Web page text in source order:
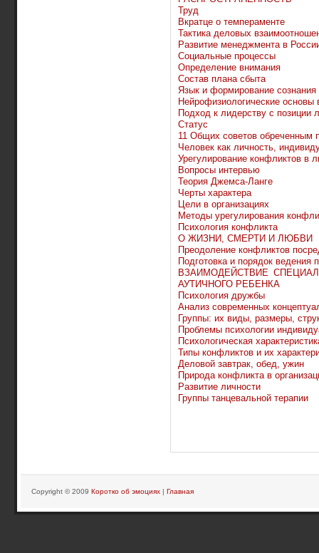
Труд
Вкратце о темпераменте
Тактика деловых
Развитие менеджмента в
Социальные процессы
Определение внимания
Состав плана сбыта
Язык и формирование сознания
Нейрофизиологические основы
Подход к лидерству с позиции
Статус
11 Общих советов обреченным
Человек как личность,
Урегулирование конфликтов в
Вопросы интервью
Теория Джемса-Ланге
Черты характера
Цели в организациях
Методы урегулирования
Психология конфликта
О ЖИЗНИ, СМЕРТИ И ЛЮБВИ
Преодоление конфликтов
Подготовка и порядок ведения
ВЗАИМОДЕЙСТВИЕ
АУТИЧНОГО РЕБЕНКА
Психология дружбы
Анализ современных
Группы: их виды, размеры,
Проблемы психологии
Психологическая
Типы конфликтов и их
Деловой завтрак, обед, ужин
Природа конфликта в
Развитие личности
Группы танцевальной терапии
Copyright © 2009 Коротко об эмоциях | Главная